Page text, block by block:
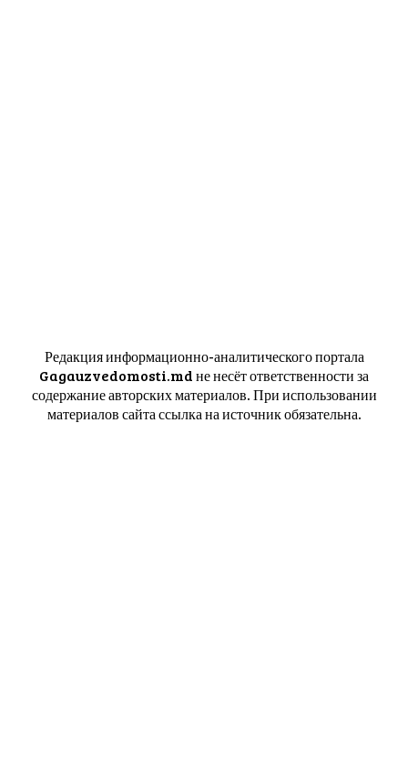
Редакция информационно-аналитического портала
Gagauzvedomosti.md не несёт ответственности за
содержание авторских материалов. При использовании
материалов сайта ссылка на источник обязательна.